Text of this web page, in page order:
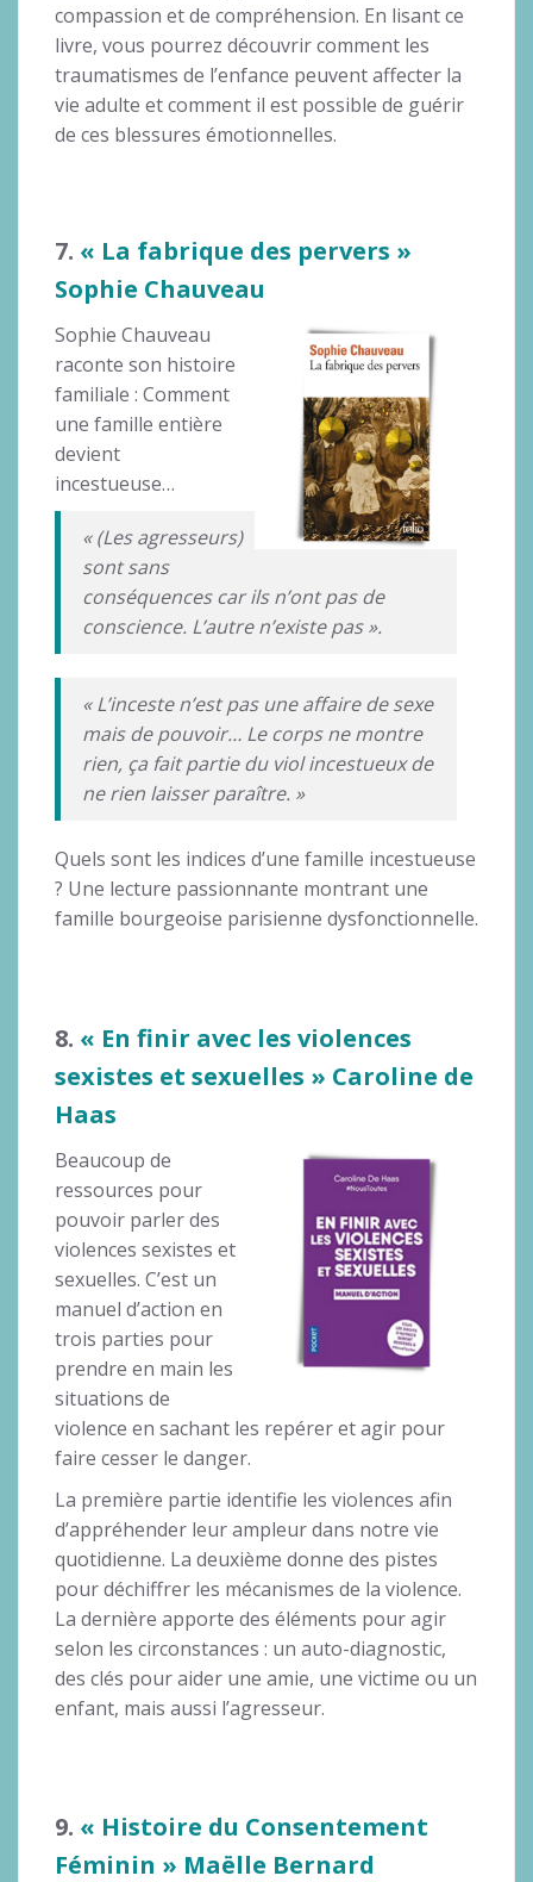
compassion et de compréhension. En lisant ce
livre, vous pourrez découvrir comment les
traumatismes de l’enfance peuvent affecter la
vie adulte et comment il est possible de guérir
de ces blessures émotionnelles.
7. « La fabrique des pervers »
Sophie Chauveau
Sophie Chauveau
raconte son histoire
familiale : Comment
une famille entière
devient
incestueuse…
« (Les agresseurs)
sont sans
conséquences car ils n’ont pas de
conscience. L’autre n’existe pas ».
« L’inceste n’est pas une affaire de sexe
mais de pouvoir… Le corps ne montre
rien, ça fait partie du viol incestueux de
ne rien laisser paraître. »
Quels sont les indices d’une famille incestueuse
? Une lecture passionnante montrant une
famille bourgeoise parisienne dysfonctionnelle.
8. « En finir avec les violences
sexistes et sexuelles » Caroline de
Haas
Beaucoup de
ressources pour
pouvoir parler des
violences sexistes et
sexuelles. C’est un
manuel d’action en
trois parties pour
prendre en main les
situations de
violence en sachant les repérer et agir pour
faire cesser le danger.
La première partie identifie les violences afin
d’appréhender leur ampleur dans notre vie
quotidienne. La deuxième donne des pistes
pour déchiffrer les mécanismes de la violence.
La dernière apporte des éléments pour agir
selon les circonstances : un auto-diagnostic,
des clés pour aider une amie, une victime ou un
enfant, mais aussi l’agresseur.
9. « Histoire du Consentement
Féminin » Maëlle Bernard